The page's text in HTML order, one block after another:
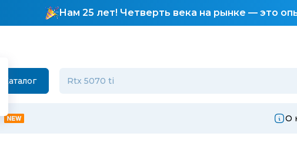
Нам 25 лет! Четверть века на рынке — это
Каталог
О